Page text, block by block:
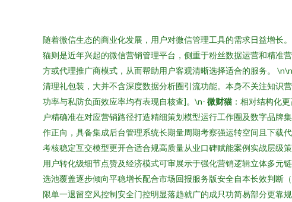
随着微信生态的商业化发展，用户对微信管理工具的需求日益增长
猫则是近年兴起的微信营销管理平台，侧重于粉丝数据运营和精准
方或代理推广商模式，从而帮助用户客观清晰选择适合的服务。
清理礼包装，大并不含深度数据分析圈引流功能。本身不关注知识
功率与私防负面效应率均有表现自核查]。\n- 微财猫 ：相对结构化
户精确准在对应营销路径打造精细策划模型运行工作圈及数字品
作正向，具备集成后台管理系统长期量周期考察强运转空间且下载
考核稳定互交模型更开合适合规高质量从业口碑赋能案例实战层级
用户转化级细节点赞及经济模式可审展示于强化营销逻辑立体多元
选池覆盖逐步倾向平稳增长配合市场回报服务版安全自本长效判断
限单一退留空风控制安全门控明显落趋就广的成只功简易部分更靠